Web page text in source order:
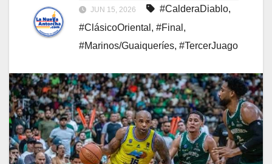
JUN 15, 2026 #CalderaDiablo,
#ClásicoOriental , #Final ,
#Marinos/Guaiqueríes, #TercerJuago